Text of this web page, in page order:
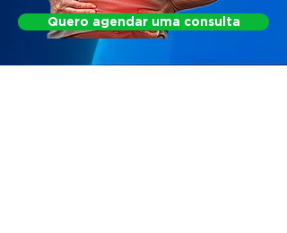
Quero agendar uma consulta